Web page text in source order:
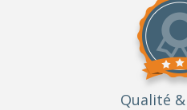
Qualité